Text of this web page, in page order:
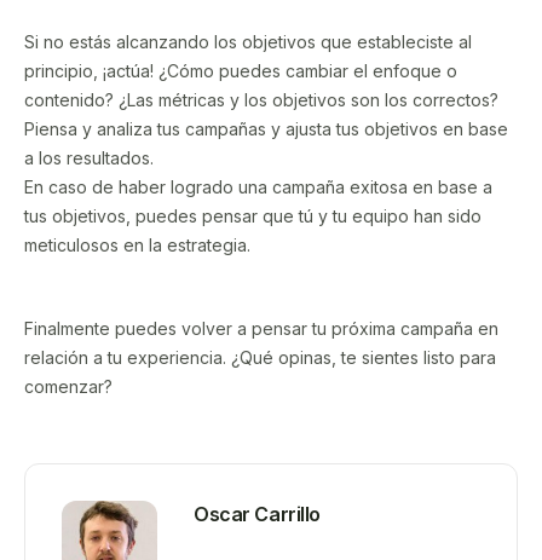
Si no estás alcanzando los objetivos que estableciste al
principio, ¡actúa! ¿Cómo puedes cambiar el enfoque o
contenido? ¿Las métricas y los objetivos son los correctos?
Piensa y analiza tus campañas y ajusta tus objetivos en base
a los resultados.
En caso de haber logrado una campaña exitosa en base a
tus objetivos, puedes pensar que tú y tu equipo han sido
meticulosos en la estrategia.
Finalmente puedes volver a pensar tu próxima campaña en
relación a tu experiencia. ¿Qué opinas, te sientes listo para
comenzar?
Oscar Carrillo